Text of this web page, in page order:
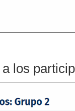
los